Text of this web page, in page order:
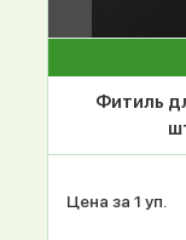
Фитиль
Цена за 1 уп.